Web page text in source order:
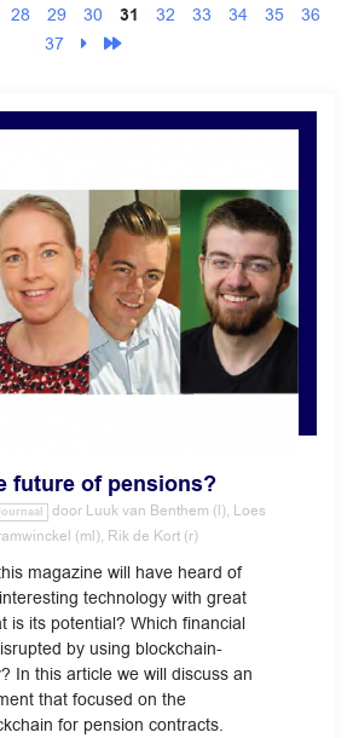
28 29 30 31 32 33 34 35
36
37
future of pensions?
door Luuk van Benthem (l), Loes
(ml), Rik de Kort (r)
magazine will have heard of
technology with great
is its potential? Which financial
by using blockchain-
In this article we will discuss an
that focused on the
for pension contracts.